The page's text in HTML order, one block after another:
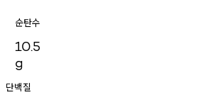
순탄수
10.5
g
단백질